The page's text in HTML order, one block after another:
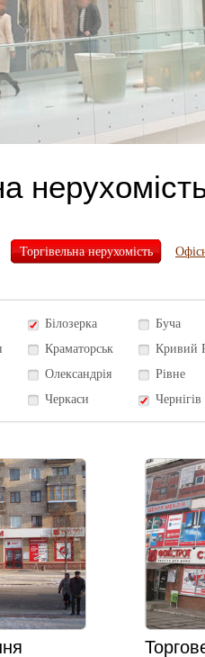
Торгівельна нерухомість
Білозерка
Буча
Краматорськ
Кривий
Олександрія
Рівне
Черкаси Чернігів